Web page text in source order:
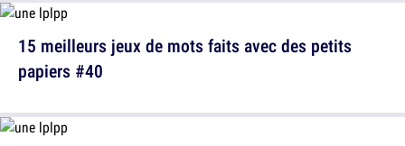
15 meilleurs jeux de mots faits avec des petits
papiers #40